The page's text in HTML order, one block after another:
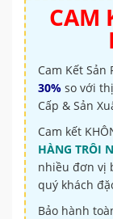
CAM
Cam Kết Sản
30% so với
Cấp & Sản
Cam kết
HÀNG TRÔI
nhiều đơn vị
quý khách
Bảo hành